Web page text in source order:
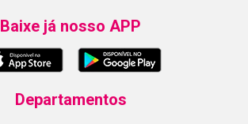
Baixe já nosso APP
Departamentos